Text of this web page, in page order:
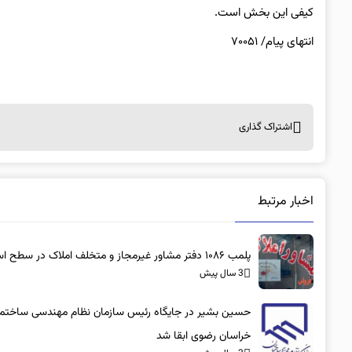
کیفی این بخش است.
انتهای پیام/ ۷۰۰۵۱
اشتراک گذاری
اخبار مرتبط
پلمب ۱۰۸۶ دفتر مشاور غیرمجاز و متخلف املاک در سطح استان
3 سال پیش
حسین بشیر در جایگاه رئیس سازمان نظام مهندسی
خراسان رضوی ابقا شد